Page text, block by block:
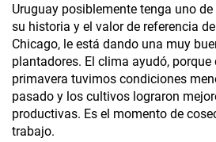
Uruguay posiblemente tenga uno
su historia y el valor de referencia
Chicago, le está dando una muy
plantadores. El clima ayudó,
primavera tuvimos condiciones
pasado y los cultivos lograron
productivas. Es el momento de
trabajo.